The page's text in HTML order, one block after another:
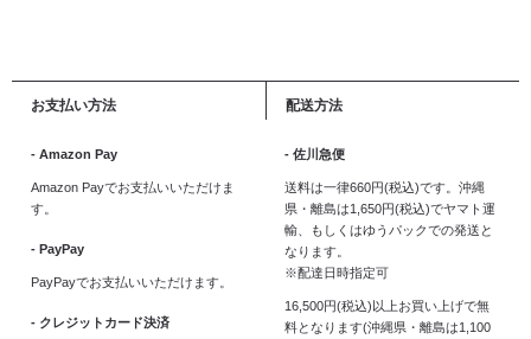
お支払い方法
- Amazon Pay
Amazon Payでお支払いいただけま
す。
- PayPay
PayPayでお支払いいただけます。
- クレジットカード決済
配送方法
- 佐川急便
送料は一律660円(税込)です。沖縄
県・離島は1,650円(税込)でヤマト運
輸、もしくはゆうパックでの発送と
なります。
※配達日時指定可
16,500円(税込)以上お買い上げで無
料となります(沖縄県・離島は1,100